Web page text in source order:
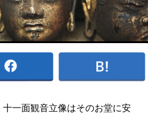
一面観音立像はそのお堂に安